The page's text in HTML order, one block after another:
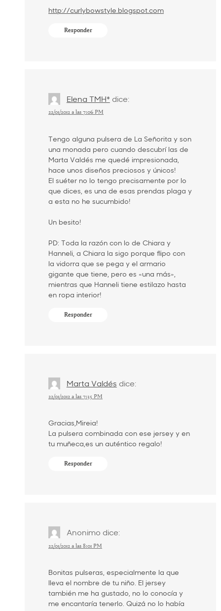
http://curlybowstyle.blogspot.com
Responder
Elena TMH* dice:
22/01/2012 a las 7:06 PM
Tengo alguna pulsera de La Señorita y son
una monada pero cuando descubrí las de
Marta Valdés me quedé impresionada,
hace unos diseños preciosos y únicos!
El suéter no lo tengo precisamente por lo
que dices, es una de esas prendas plaga y
a esta no he sucumbido!
Un besito!
PD: Toda la razón con lo de Chiara y
Hanneli, a Chiara la sigo porque flipo con
la vidorra que se pega y el armario
gigante que tiene, pero es «una más»,
mientras que Hanneli tiene estilazo hasta
en ropa interior!
Responder
Marta Valdés dice:
22/01/2012 a las 7:35 PM
Gracias,Mireia!
La pulsera combinada con ese jersey y en
tu muñeca,es un auténtico regalo!
Responder
Anonimo dice:
22/01/2012 a las 8:01 PM
Bonitas pulseras, especialmente la que
lleva el nombre de tu niño. El jersey
también me ha gustado, no lo conocía y
me encantaría tenerlo. Quizá no lo había